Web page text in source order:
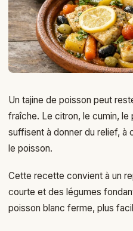
Un tajine de poisson peut
fraîche. Le citron, le cumin, le
suffisent à donner du relief, à
le poisson.
Cette recette convient à un
courte et des légumes
poisson blanc ferme, plus